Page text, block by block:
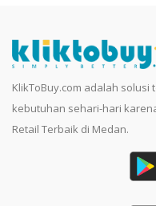
KlikToBuy.com adalah
kebutuhan sehari-hari
Retail Terbaik di Medan.